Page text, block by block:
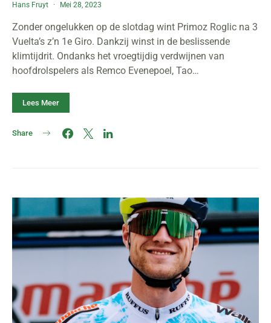
Hans Fruyt Mei 28, 2023
Zonder ongelukken op de slotdag wint Primoz Roglic na 3
Vuelta’s z’n 1e Giro. Dankzij winst in de beslissende
klimtijdrit. Ondanks het vroegtijdig verdwijnen van
hoofdrolspelers als Remco Evenepoel, Tao…
Lees Meer
Share